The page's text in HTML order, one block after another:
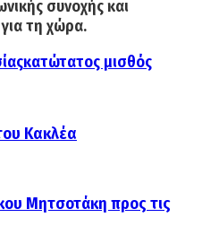
συνοχής και
τη χώρα.
κατώτατος μισθός
Κακλέα
Μητσοτάκη προς τις